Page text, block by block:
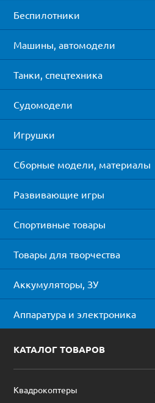
Беспилотники
Машины, автомодели
Танки, спецтехника
Судомодели
Игрушки
Сборные модели, материалы
Развивающие игры
Спортивные товары
Товары для творчества
Аккумуляторы, ЗУ
Аппаратура и электроника
КАТАЛОГ ТОВАРОВ
Квадрокоптеры